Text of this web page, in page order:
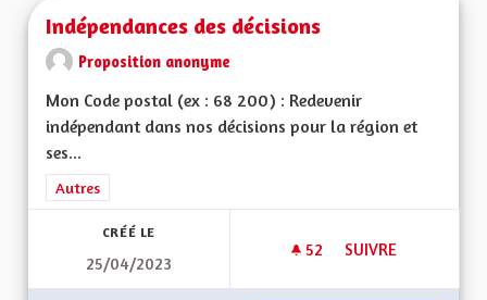
Indépendances des décisions
Proposition anonyme
Mon Code postal (ex : 68 200) : Redevenir
indépendant dans nos décisions pour la région et
ses...
Filtrer les résultats de la catégorie : Autres
Autres
CRÉÉ LE
25/04/2023
52 52 ABONNÉS
SUIVRE